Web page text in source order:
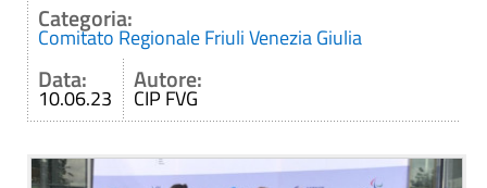
Categoria:
Comitato Regionale Friuli Venezia Giulia
Data:
10.06.23
Autore:
CIP FVG